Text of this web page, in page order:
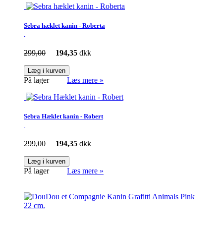
Sebra hæklet kanin - Roberta
299,00 194,35 dkk
Læg i kurven
På lager Læs mere »
Sebra Hæklet kanin - Robert
299,00 194,35 dkk
Læg i kurven
På lager Læs mere »